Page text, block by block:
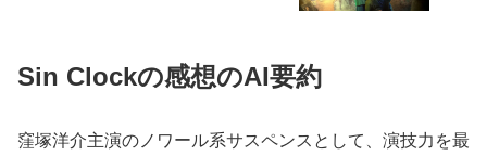
Sin Clockの感想のAI要約
窪塚洋介主演のノワール系サスペンスとして、演技力を最